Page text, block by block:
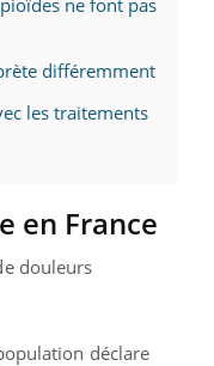
différemment
les traitements
en France
douleurs
déclare